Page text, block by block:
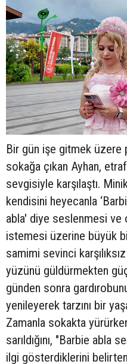
Bir gün işe gitmek üzere
sokağa çıkan Ayhan,
sevgisiyle karşılaştı.
kendisini heyecanla
abla' diye seslenmesi
istemesi üzerine büyük
samimi sevinci
yüzünü güldürmekten
günden sonra
yenileyerek tarzını bir
Zamanla sokakta
sarıldığını, "Barbie
ilgi gösterdiklerini